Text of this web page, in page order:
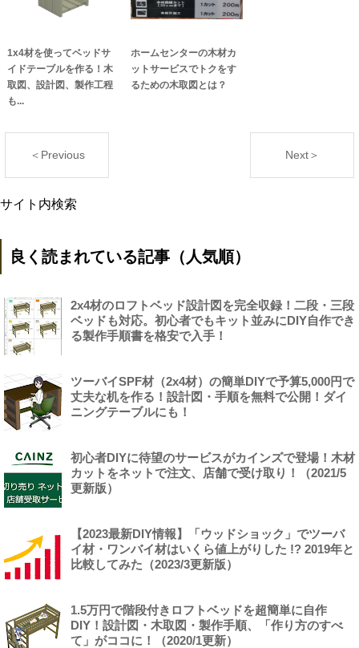
1x4材を使ってベッドサ
イドテーブルを作る！木
取図、設計図、製作工程
も...
ホームセンターの木材カ
ットサービスでトクをす
るための木取図とは？
＜Previous Next＞
サイト内検索
良く読まれている記事（人気順）
2x4材のロフトベッド設計図を完全収録！二段・三段
ベッドも対応。初心者でもキット並みにDIY自作でき
る製作手順書を格安で入手！
ツーバイSPF材（2x4材）の簡単DIYで予算5,000円で
丈夫な机を作る！設計図・手順を無料で公開！ダイ
ニングテーブルにも！
初心者DIYに待望のサービスがカインズで登場！木材
カットをネットで注文、店舗で受け取り！（2021/5
更新版）
【2023最新DIY情報】「ウッドショック」でツーバ
イ材・ワンバイ材はいくら値上がりした !? 2019年と
比較してみた（2023/3更新版）
1.5万円で階段付きロフトベッドを超簡単に自作
DIY！設計図・木取図・製作手順、「作り方のすべ
て」がココに！（2020/1更新）